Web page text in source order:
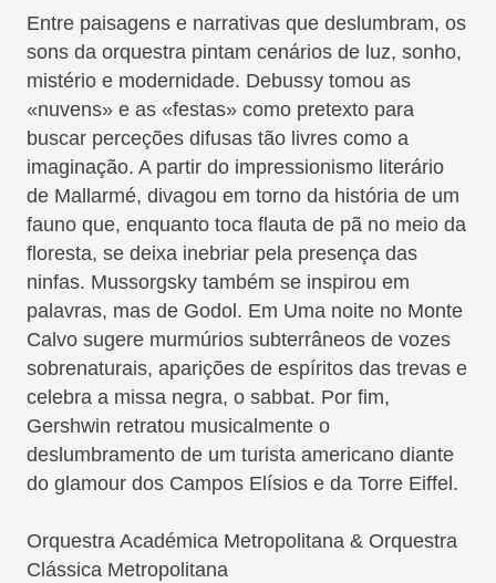
Entre paisagens e narrativas que deslumbram, os
sons da orquestra pintam cenários de luz, sonho,
mistério e modernidade. Debussy tomou as
«nuvens» e as «festas» como pretexto para
buscar perceções difusas tão livres como a
imaginação. A partir do impressionismo literário
de Mallarmé, divagou em torno da história de um
fauno que, enquanto toca flauta de pã no meio da
floresta, se deixa inebriar pela presença das
ninfas. Mussorgsky também se inspirou em
palavras, mas de Godol. Em Uma noite no Monte
Calvo sugere murmúrios subterrâneos de vozes
sobrenaturais, aparições de espíritos das trevas e
celebra a missa negra, o sabbat. Por fim,
Gershwin retratou musicalmente o
deslumbramento de um turista americano diante
do glamour dos Campos Elísios e da Torre Eiffel.
Orquestra Académica Metropolitana & Orquestra
Clássica Metropolitana